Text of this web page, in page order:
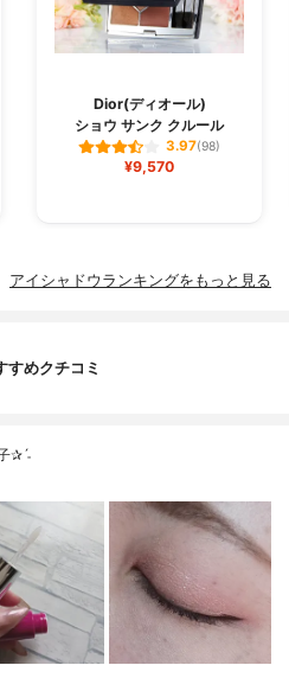
Dior(ディオール)
ショウ サンク クルール
3.97(98)
¥9,570
アイシャドウランキングをもっと見る
すめクチコミ
✰ˊ˗